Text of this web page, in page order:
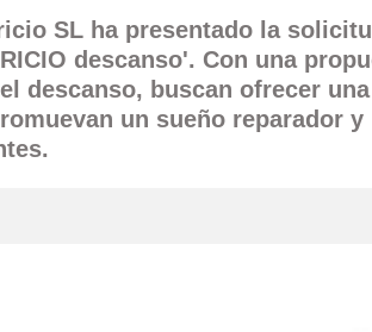
SL ha presentado la
descanso'. Con una
descanso, buscan ofrecer
un sueño reparador y